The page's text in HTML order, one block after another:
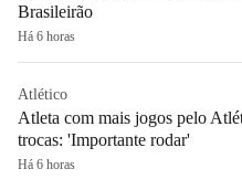
Brasileirão
Há 6 horas
Atlético
Atleta com mais jogos pelo
trocas: 'Importante rodar'
Há 6 horas